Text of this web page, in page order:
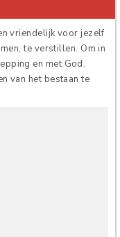
vriendelijk voor jezelf
te verstillen. Om in
en met God.
van het bestaan te